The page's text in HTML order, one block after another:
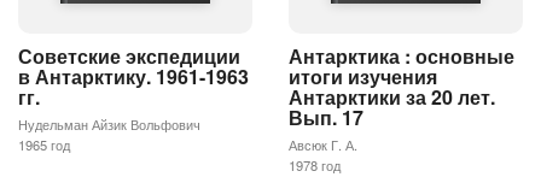
Советские экспедиции
в Антарктику. 1961-1963
гг.
Нудельман Айзик Вольфович
1965 год
Антарктика : основные
итоги изучения
Антарктики за 20 лет.
Вып. 17
Авсюк Г. А.
1978 год